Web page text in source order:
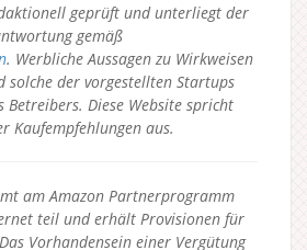
geprüft und unterliegt der
gemäß
. Werbliche Aussagen zu Wirkweisen
solche der vorgestellten Startups
Betreibers. Diese Website spricht
Kaufempfehlungen aus.
am Amazon Partnerprogramm
teil und erhält Provisionen für
Vorhandensein einer Vergütung